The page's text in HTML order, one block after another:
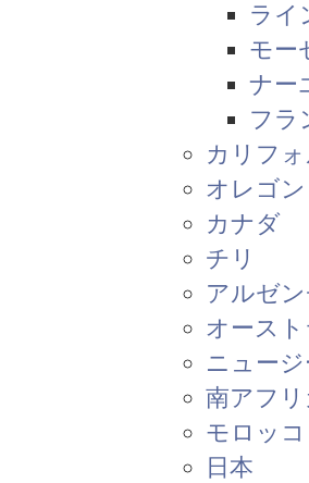
ライ
モー
ナー
フラ
カリフ
オレゴ
カナダ
チリ
アルゼ
オース
ニュー
南アフ
モロッコ
日本